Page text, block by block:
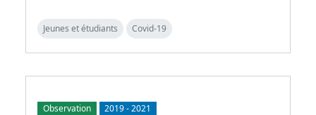
Jeunes et étudiants Covid-19
Observation 2019-2021